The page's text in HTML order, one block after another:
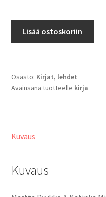
Lisää ostoskoriin
Osasto: Kirjat, lehdet
Avainsana tuotteelle kirja
Kuvaus
Kuvaus